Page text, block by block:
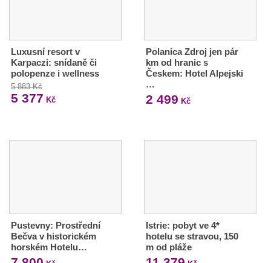
Luxusní resort v
Karpaczi: snídaně či
polopenze i wellness
5 883 Kč
5 377 Kč
Polanica Zdroj jen pár
km od hranic s
Českem: Hotel Alpejski
…
2 499 Kč
Pustevny: Prostřední
Bečva v historickém
horském Hotelu…
Istrie: pobyt ve 4*
hotelu se stravou, 150
m od pláže